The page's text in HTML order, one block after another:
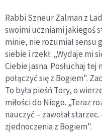
Rabbi Szneur Zalman z
swoimi uczniami jakiegoś
minie, nie rozumiał sensu
siebie i rzekł: „Wydaje mi
Ciebie jasna. Posłuchaj
połączyć się z Bogiem".
To była pieśń Tory, o
miłości do Niego. „Teraz
nauczyć – zawołał
zjednoczenia z Bogiem".